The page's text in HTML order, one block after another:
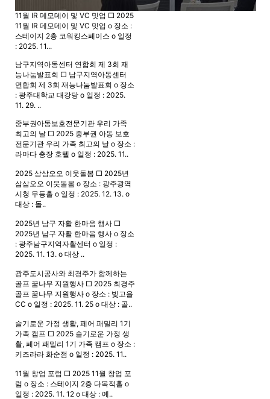
11월 IR 데모데이 및 VC 밋업 □ 2025
11월 IR 데모데이 및 VC 밋업 o 장소 :
스테이지 2층 코워킹스페이스 o 일정
: 2025. 11...
남구지역아동센터 연합회 제 3회 재
능나눔발표회 □ 남구지역아동센터
연합회 제 3회 재능나눔발표회 o 장소
: 광주대학교 대강당 o 일정 : 2025.
11. 29. ..
중부권아동보호전문기관 우리 가족
최고의 날 □ 2025 중부권 아동 보호
전문기관 우리 가족 최고의 날 o 장소 :
라마다 충장 호텔 o 일정 : 2025. 11..
2025 삼삼오오 이웃돌봄 □ 2025년
삼삼오오 이웃돌봄 o 장소 : 광주광역
시청 무등홀 o 일정 : 2025. 12. 13. o
대상 : 돌..
2025년 남구 자활 한마음 행사 □
2025년 남구 자활 한마음 행사 o 장소
: 광주남구지역자활센터 o 일정 :
2025. 11. 13. o 대상 ..
광주도시공사와 최경주가 함께하는
골프 꿈나무 지원행사 □ 2025 최경주
골프 꿈나무 지원행사 o 장소 : 빛고을
CC o 일정 : 2025. 11. 25 o 대상 : 골..
슬기로운 가정 생활, 페어 패밀리 1기
가족 캠프 □ 2025 슬기로운 가정 생
활, 페어 패밀리 1기 가족 캠프 o 장소 :
키즈라라 화순점 o 일정 : 2025. 11..
11월 창업 포럼 □ 2025 11월 창업 포
럼 o 장소 : 스테이지 2층 다목적홀 o
일정 : 2025. 11. 12 o 대상 : 예..